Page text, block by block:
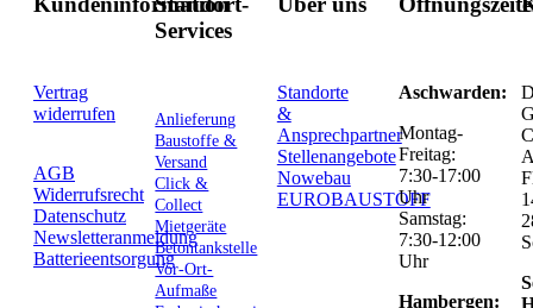
Vertrag
widerrufen
AGB
Widerrufsrecht
Datenschutz
Newsletteranmeldung
Batterieentsorgung
Services
Anlieferung
Baustoffe &
Versand
Click &
Collect
Mietgeräte
Betontankstelle
Vor-Ort-
Aufmaße
Standorte
&
Ansprechpartner
Stellenangebote
Nowebau
EUROBAUSTOFF
Aschwarden:
Montag-
Freitag:
7:30-17:00
Uhr
Samstag:
7:30-12:00
Uhr
Hambergen: